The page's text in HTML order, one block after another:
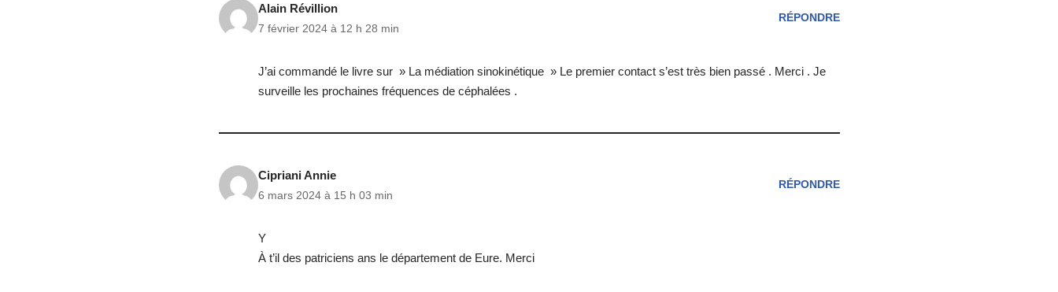
Alain Révillion
7 février 2024 à 12 h 28 min
RÉPONDRE
J’ai commandé le livre sur » La médiation sinokinétique » Le premier contact s’est très bien passé . Merci . Je
surveille les prochaines fréquences de céphalées .
Cipriani Annie
6 mars 2024 à 15 h 03 min
RÉPONDRE
Y
À t’il des patriciens ans le département de Eure. Merci